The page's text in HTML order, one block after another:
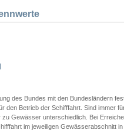
des Bundes mit den Bundesländern
Betrieb der Schifffahrt. Sind immer
Gewässer unterschiedlich. Bei
im jeweiligen Gewässerabschnitt